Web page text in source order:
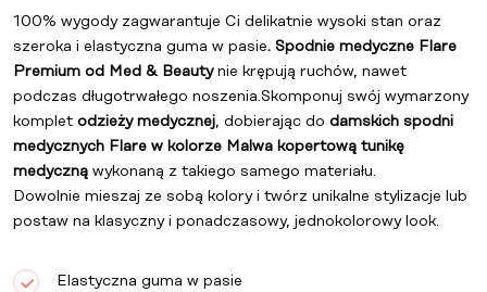
100% wygody zagwarantuje Ci delikatnie wysoki stan oraz
szeroka i elastyczna guma w pasie. Spodnie medyczne Flare
Premium od Med & Beautynie krępują ruchów, nawet
podczas długotrwałego noszenia.Skomponuj swój wymarzony
komplet odzieży medycznej, dobierając do damskich spodni
medycznych Flare w kolorze Malwa kopertową tunikę
medyczną wykonaną z takiego samego materiału.
Dowolnie mieszaj ze sobą kolory i twórz unikalne stylizacje lub
postaw na klasyczny i ponadczasowy, jednokolorowy look.
Elastyczna guma w pasie